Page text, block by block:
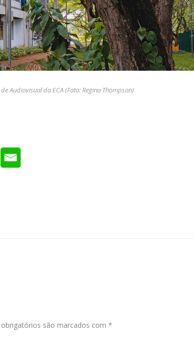
Audiovisual da ECA (Foto: Regina Thompson)
são marcados com *